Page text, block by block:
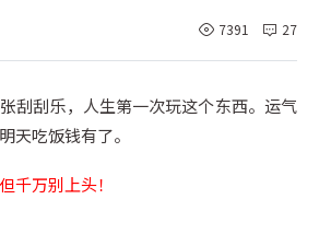
7391 27
刮刮乐，人生第一次玩这个东西。运气
天吃饭钱有了。
千万别上头！